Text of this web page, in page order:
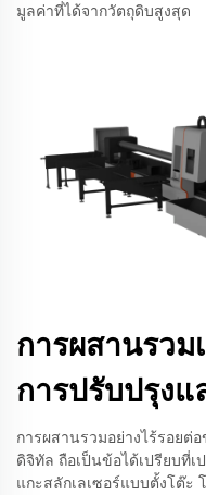
มูลค่าที่ได้จากวัตถุดิบสูงสุด
การผสานรวม
การปรับปรุง
การผสานรวมอย่างไร้รอยต่
ดิจิทัล ถือเป็นข้อได้เปรียบที่
แกะสลักเลเซอร์แบบตั้งโต๊ะ